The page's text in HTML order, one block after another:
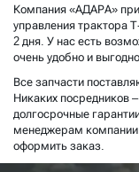
Компания «АДАРА»
управления трактора
2 дня. У нас есть
очень удобно и
Все запчасти
Никаких посредников
долгосрочные
менеджерам компании
оформить заказ.